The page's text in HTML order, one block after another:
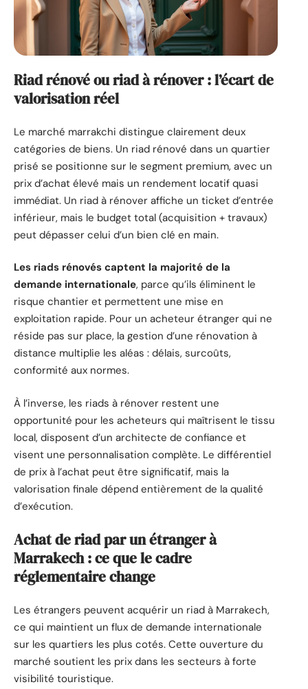
Riad rénové ou riad à rénover : l’écart de
valorisation réel
Le marché marrakchi distingue clairement deux
catégories de biens. Un riad rénové dans un quartier
prisé se positionne sur le segment premium, avec un
prix d’achat élevé mais un rendement locatif quasi
immédiat. Un riad à rénover affiche un ticket d’entrée
inférieur, mais le budget total (acquisition + travaux)
peut dépasser celui d’un bien clé en main.
Les riads rénovés captent la majorité de la
demande internationale, parce qu’ils éliminent le
risque chantier et permettent une mise en
exploitation rapide. Pour un acheteur étranger qui ne
réside pas sur place, la gestion d’une rénovation à
distance multiplie les aléas : délais, surcoûts,
conformité aux normes.
À l’inverse, les riads à rénover restent une
opportunité pour les acheteurs qui maîtrisent le tissu
local, disposent d’un architecte de confiance et
visent une personnalisation complète. Le différentiel
de prix à l’achat peut être significatif, mais la
valorisation finale dépend entièrement de la qualité
d’exécution.
Achat de riad par un étranger à
Marrakech : ce que le cadre
réglementaire change
Les étrangers peuvent acquérir un riad à Marrakech,
ce qui maintient un flux de demande internationale
sur les quartiers les plus cotés. Cette ouverture du
marché soutient les prix dans les secteurs à forte
visibilité touristique.